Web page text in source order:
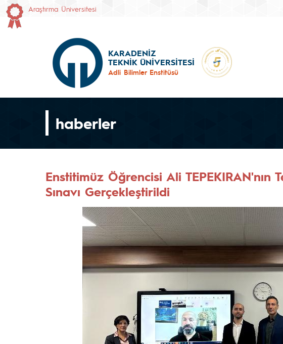
Araştırma Üniversitesi
KARADENİZ
TEKNİK ÜNİVERSİTESİ
Adli Bilimler Enstitüsü
haberler
Enstitimüz Öğrencisi Ali TEPEKIRAN'nın
Sınavı Gerçekleştirildi